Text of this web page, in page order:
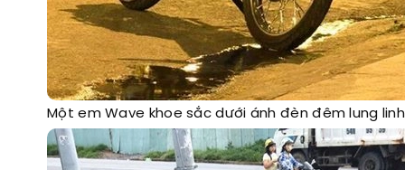
Một em Wave khoe sắc dưới ánh đèn đêm lung linh